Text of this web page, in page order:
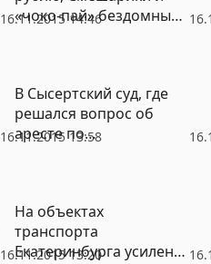
16.11.2015 14:46
«чоко-пай» бездомным:
16.11.2015 13:58
В Сысертский суд, где
решался вопрос об
аресте по
16.11.2015 13:20
На объектах
транспорта
Екатеринбурга усилены